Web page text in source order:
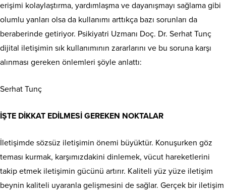
erişimi kolaylaştırma, yardımlaşma ve dayanışmayı sağlama gibi
olumlu yanları olsa da kullanımı arttıkça bazı sorunları da
beraberinde getiriyor. Psikiyatri Uzmanı Doç. Dr. Serhat Tunç
dijital iletişimin sık kullanımının zararlarını ve bu soruna karşı
alınması gereken önlemleri şöyle anlattı:
Serhat Tunç
İŞTE DİKKAT EDİLMESİ GEREKEN NOKTALAR
İletişimde sözsüz iletişimin önemi büyüktür. Konuşurken göz
teması kurmak, karşımızdakini dinlemek, vücut hareketlerini
takip etmek iletişimin gücünü artırır. Kaliteli yüz yüze iletişim
beynin kaliteli uyaranla gelişmesini de sağlar. Gerçek bir iletişim